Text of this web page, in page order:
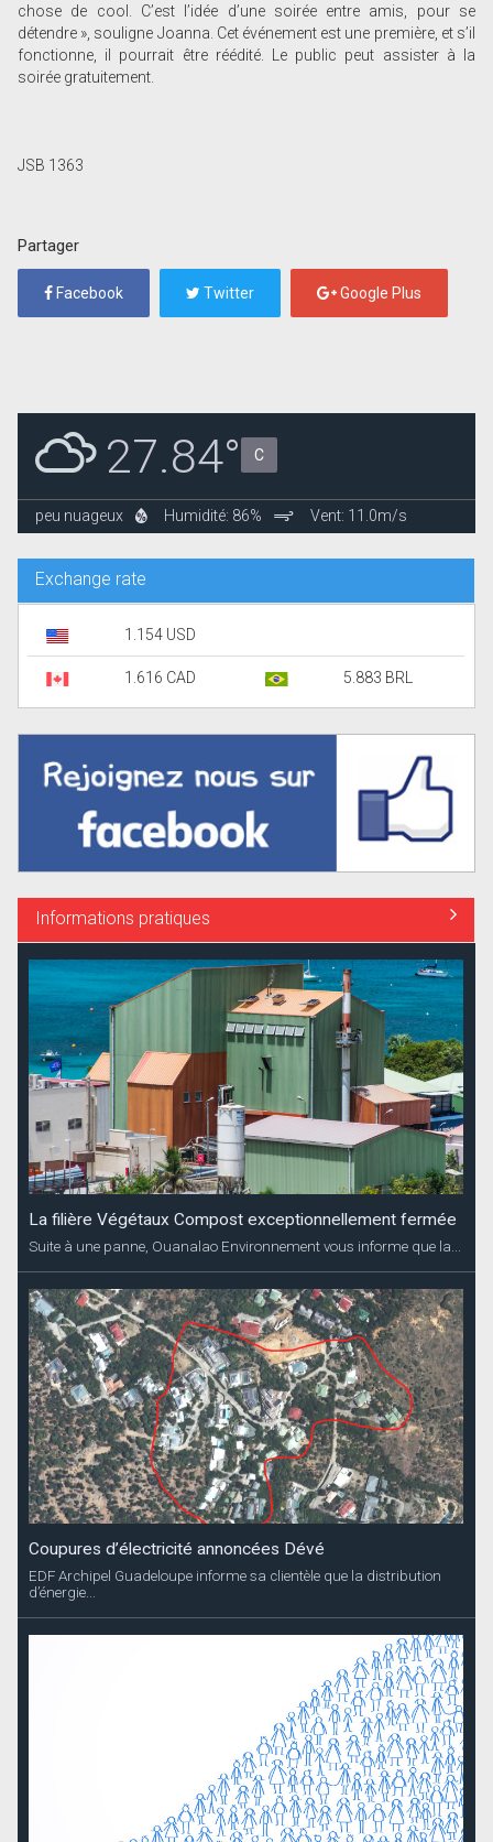
chose de cool. C’est l’idée d’une soirée entre amis, pour se
détendre », souligne Joanna. Cet événement est une première, et s’il
fonctionne, il pourrait être réédité. Le public peut assister à la
soirée gratuitement.
JSB 1363
Partager
Facebook Twitter Google Plus
27.84° C
peu nuageux Humidité: 86% Vent: 11.0m/s
Exchange rate
1.154 USD
1.616 CAD 5.883 BRL
Informations pratiques
La filière Végétaux Compost exceptionnellement fermée
Suite à une panne, Ouanalao Environnement vous informe que la...
Coupures d’électricité annoncées Dévé
EDF Archipel Guadeloupe informe sa clientèle que la distribution
d’énergie...